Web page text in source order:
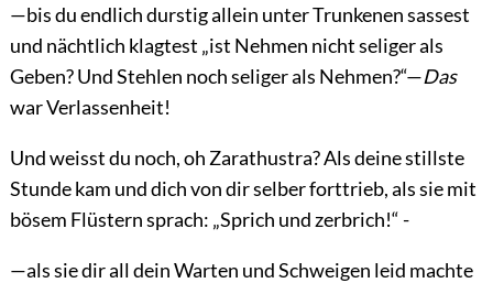
—bis du endlich durstig allein unter Trunkenen sassest
und nächtlich klagtest „ist Nehmen nicht seliger als
Geben? Und Stehlen noch seliger als Nehmen?“—Das
war Verlassenheit!
Und weisst du noch, oh Zarathustra? Als deine stillste
Stunde kam und dich von dir selber forttrieb, als sie mit
bösem Flüstern sprach: „Sprich und zerbrich!“ -
—als sie dir all dein Warten und Schweigen leid machte